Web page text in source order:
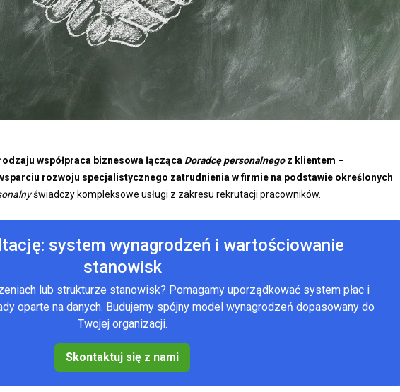
współpraca biznesowa łącząca Doradcę personalnegoz klientem –
rozwoju specjalistycznego zatrudnienia w firmie na podstawie określonych
świadczy kompleksowe usługi z zakresu rekrutacji pracowników.
system wynagrodzeń i wartościowanie
stanowisk
lub strukturze stanowisk? Pomagamy uporządkować system płac i
oparte na danych. Budujemy spójny model wynagrodzeń dopasowany do
Twojej organizacji.
Skontaktuj się z nami